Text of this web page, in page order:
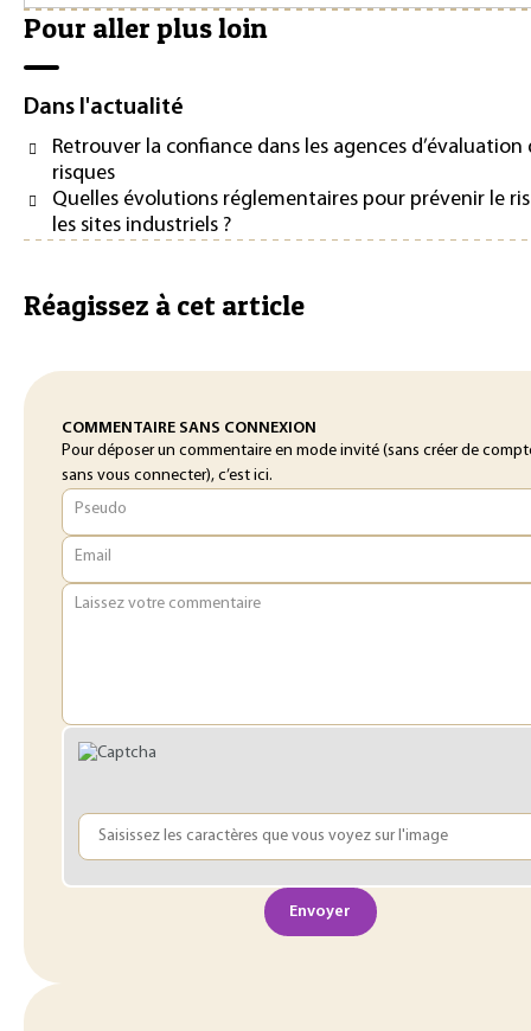
Pour aller plus loin
Dans l'actualité
Retrouver la confiance dans les agences d’évaluation
risques
Quelles évolutions réglementaires pour prévenir le
les sites industriels ?
Réagissez à cet article
COMMENTAIRE SANS CONNEXION
Pour déposer un commentaire en mode invité (sans créer de
sans vous connecter), c’est ici.
Pseudo
Email
Laissez votre commentaire
Envoyer